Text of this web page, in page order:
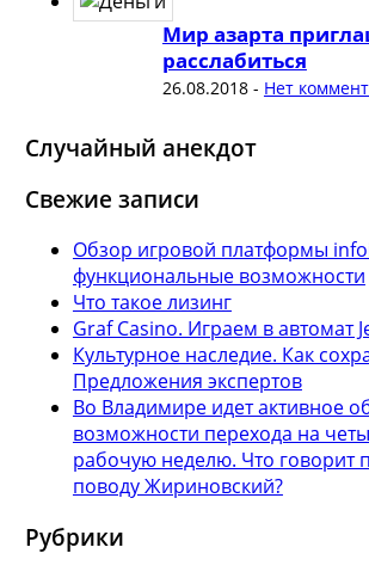
Мир азарта
расслабиться
26.08.2018- Нет
Случайный анекдот
Свежие записи
Обзор игровой платформы
функциональные возможности
Что такое лизинг
Graf Casino. Играем в автомат
Культурное наследие. Как
Предложения экспертов
Во Владимире идет активное
возможности перехода на
рабочую неделю. Что говорит
поводу Жириновский?
Рубрики